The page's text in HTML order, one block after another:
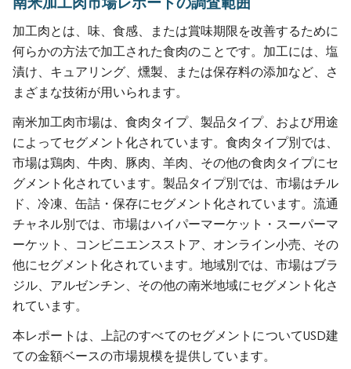
加工肉とは、味、食感、または賞味期限を改善するために
何らかの方法で加工された食肉のことです。加工には、塩
漬け、キュアリング、燻製、または保存料の添加など、さ
まざまな技術が用いられます。
南米加工肉市場は、食肉タイプ、製品タイプ、および用途
によってセグメント化されています。食肉タイプ別では、
市場は鶏肉、牛肉、豚肉、羊肉、その他の食肉タイプにセ
グメント化されています。製品タイプ別では、市場はチル
ド、冷凍、缶詰・保存にセグメント化されています。流通
チャネル別では、市場はハイパーマーケット・スーパーマ
ーケット、コンビニエンスストア、オンライン小売、その
他にセグメント化されています。地域別では、市場はブラ
ジル、アルゼンチン、その他の南米地域にセグメント化さ
れています。
本レポートは、上記のすべてのセグメントについてUSD建
ての金額ベースの市場規模を提供しています。